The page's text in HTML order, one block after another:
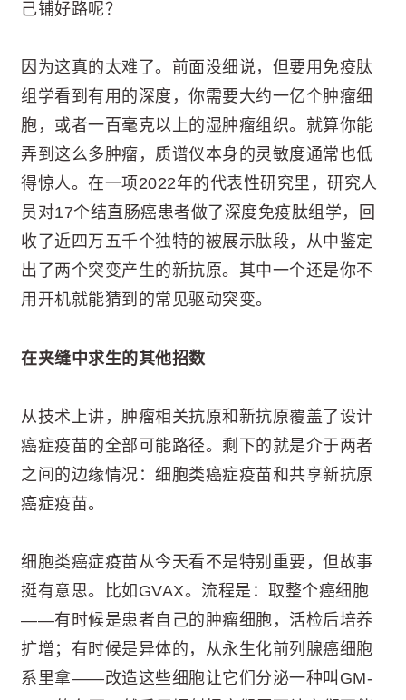
己铺好路呢？
因为这真的太难了。前面没细说，但要用免疫肽
组学看到有用的深度，你需要大约一亿个肿瘤细
胞，或者一百毫克以上的湿肿瘤组织。就算你能
弄到这么多肿瘤，质谱仪本身的灵敏度通常也低
得惊人。在一项2022年的代表性研究里，研究人
员对17个结直肠癌患者做了深度免疫肽组学，回
收了近四万五千个独特的被展示肽段，从中鉴定
出了两个突变产生的新抗原。其中一个还是你不
用开机就能猜到的常见驱动突变。
在夹缝中求生的其他招数
从技术上讲，肿瘤相关抗原和新抗原覆盖了设计
癌症疫苗的全部可能路径。剩下的就是介于两者
之间的边缘情况：细胞类癌症疫苗和共享新抗原
癌症疫苗。
细胞类癌症疫苗从今天看不是特别重要，但故事
挺有意思。比如GVAX。流程是：取整个癌细胞
——有时候是患者自己的肿瘤细胞，活检后培养
扩增；有时候是异体的，从永生化前列腺癌细胞
系里拿——改造这些细胞让它们分泌一种叫GM-